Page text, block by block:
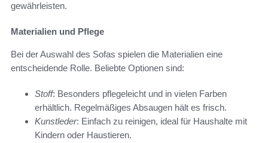
gewährleisten.
Materialien und Pflege
Bei der Auswahl des Sofas spielen die Materialien eine
entscheidende Rolle. Beliebte Optionen sind:
Stoff: Besonders pflegeleicht und in vielen Farben
erhältlich. Regelmäßiges Absaugen hält es frisch.
Kunstleder: Einfach zu reinigen, ideal für Haushalte mit
Kindern oder Haustieren.